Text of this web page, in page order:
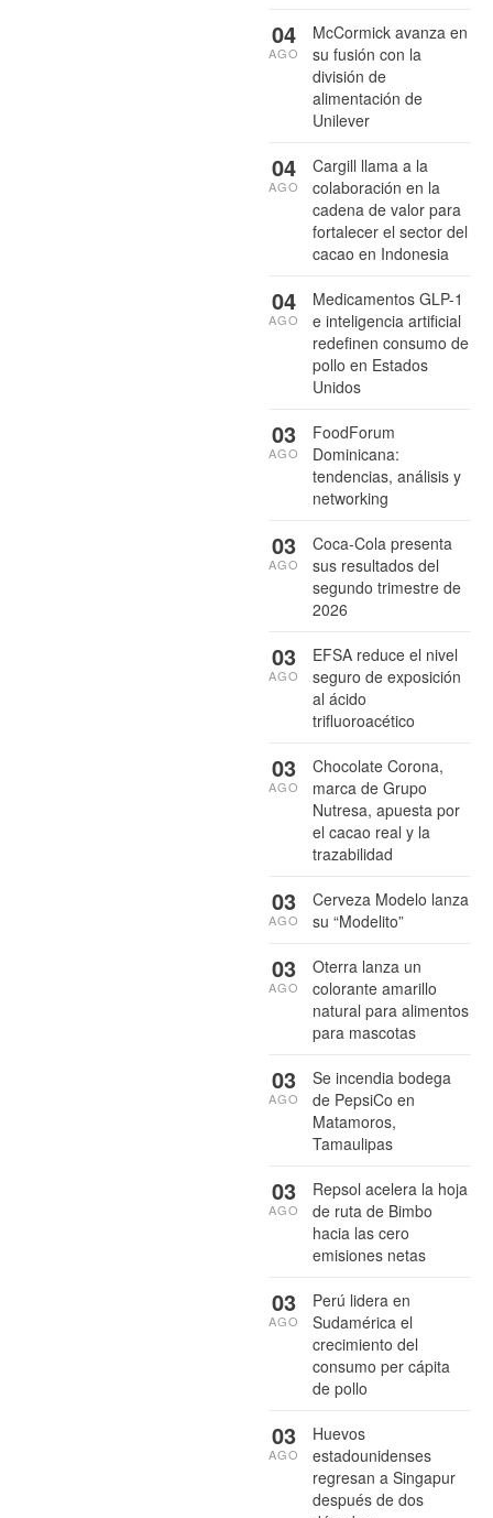
McCormick avanza en
su fusión con la
división de
alimentación de
Unilever
04
AGO
Cargill llama a la
colaboración en la
cadena de valor para
fortalecer el sector del
cacao en Indonesia
04
AGO
Medicamentos GLP-1
e inteligencia artificial
redefinen consumo de
pollo en Estados
Unidos
04
AGO
FoodForum
Dominicana:
tendencias, análisis y
networking
03
AGO
Coca-Cola presenta
sus resultados del
segundo trimestre de
2026
03
AGO
EFSA reduce el nivel
seguro de exposición
al ácido
trifluoroacético
03
AGO
Chocolate Corona,
marca de Grupo
Nutresa, apuesta por
el cacao real y la
trazabilidad
03
AGO
Cerveza Modelo lanza
su “Modelito”
03
AGO
Oterra lanza un
colorante amarillo
natural para alimentos
para mascotas
03
AGO
Se incendia bodega
de PepsiCo en
Matamoros,
Tamaulipas
03
AGO
Repsol acelera la hoja
de ruta de Bimbo
hacia las cero
emisiones netas
03
AGO
Perú lidera en
Sudamérica el
crecimiento del
consumo per cápita
de pollo
03
AGO
Huevos
estadounidenses
regresan a Singapur
después de dos
03
AGO